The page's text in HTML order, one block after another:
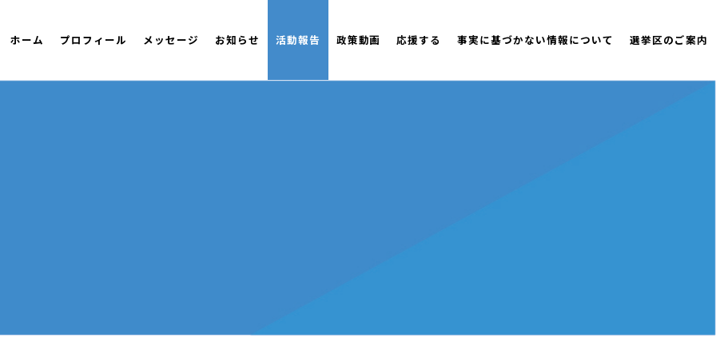
ホーム プロフィール メッセージ お知らせ 活動報告 政策動画 応援する 事実に基づかない情報について 選挙区のご案内